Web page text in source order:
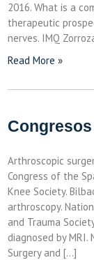
2016. What is a
therapeutic
nerves. IMQ
Read More »
Arthroscopic
Congress of the
Knee Society.
arthroscopy.
and Trauma
diagnosed by
Surgery and […]